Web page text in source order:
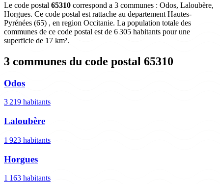
Le code postal 65310 correspond a 3 communes : Odos, Laloubère,
Horgues. Ce code postal est rattache au departement Hautes-
Pyrénées (65) , en region Occitanie. La population totale des
communes de ce code postal est de 6 305 habitants pour une
superficie de 17 km².
3 communes du code postal 65310
Odos
3 219 habitants
Laloubère
1 923 habitants
Horgues
1 163 habitants